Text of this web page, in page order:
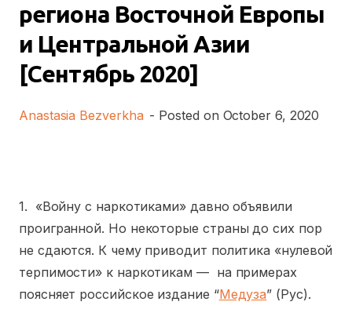
региона Восточной Европы
и Центральной Азии
[Сентябрь 2020]
Anastasia Bezverkha - Posted on October 6, 2020
1. «Войну с наркотиками» давно объявили
проигранной. Но некоторые страны до сих пор
не сдаются. К чему приводит политика «нулевой
терпимости» к наркотикам — на примерах
поясняет российское издание “Медуза” (Рус).